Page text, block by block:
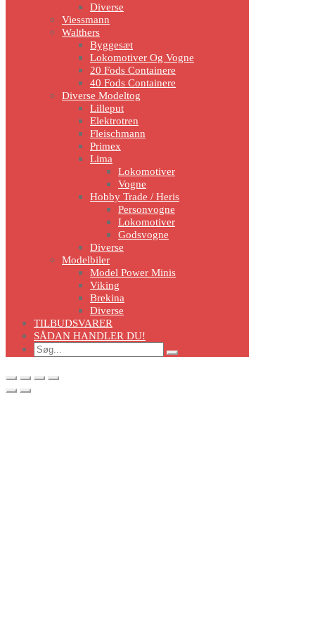
Diverse
Viessmann
Walthers
Byggesæt
Lokomotiver Og Vogne
20 Fods Containere
40 Fods Containere
Diverse Modeltog
Lilleput
Elektrotren
Fleischmann
Primex
Lima
Lokomotiver
Vogne
Hobby Trade / Heris
Personvogne
Lokomotiver
Godsvogne
Diverse
Modelbiler
Model Power Minis
Viking
Brekina
Diverse
TILBUDSVARER
SÅDAN HANDLER DU!
Search